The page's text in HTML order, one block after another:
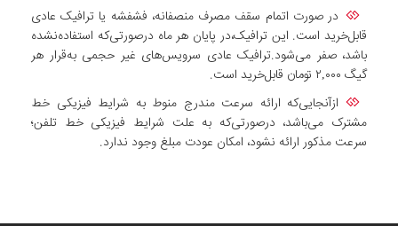
در صورت اتمام سقف مصرف منصفانه، فشفشه یا ترافیک عادی
قابل‌خرید است. این ترافیک،در پایان هر ماه درصورتی‌که استفاده‌نشده
باشد، صفر می‌شود.ترافیک عادی سرویس‌های غیر حجمی به‌قرار هر
گیگ ۲,۰۰۰ تومان قابل‌خرید است.
ازآنجایی‌که ارائه سرعت مندرج منوط به شرایط فیزیکی خط
مشترک می‌باشد، درصورتی‌که به علت شرایط فیزیکی خط تلفن؛
سرعت مذکور ارائه نشود، امکان عودت مبلغ وجود ندارد.